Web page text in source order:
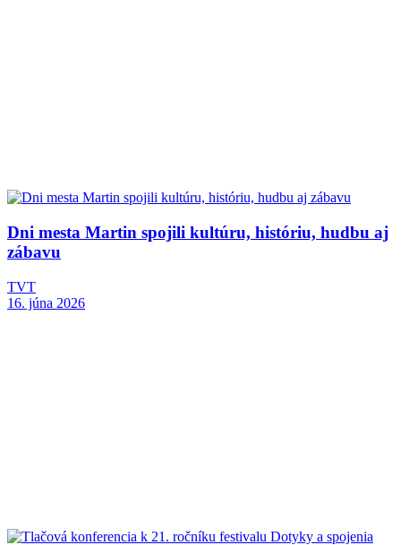
Dni mesta Martin spojili kultúru, históriu, hudbu aj
zábavu
TVT
16. júna 2026